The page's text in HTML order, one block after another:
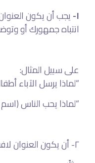
١- يجب أن يكون
انتباه جمهورك أو
على سبيل المثال:
“لماذا يرسل الآباء
“لماذا يحب الناس (اسم
٢- أن يكون العنوان لافت للنظر.